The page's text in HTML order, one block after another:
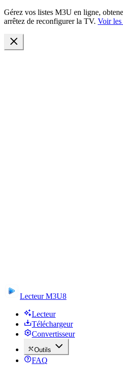
Gérez vos listes M3U en ligne,
arrêtez de reconfigurer la TV. Voir
Lecteur M3U8
Lecteur
Téléchargeur
Convertisseur
Outils
FAQ